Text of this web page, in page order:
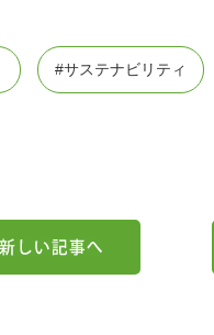
#サステナビリティ